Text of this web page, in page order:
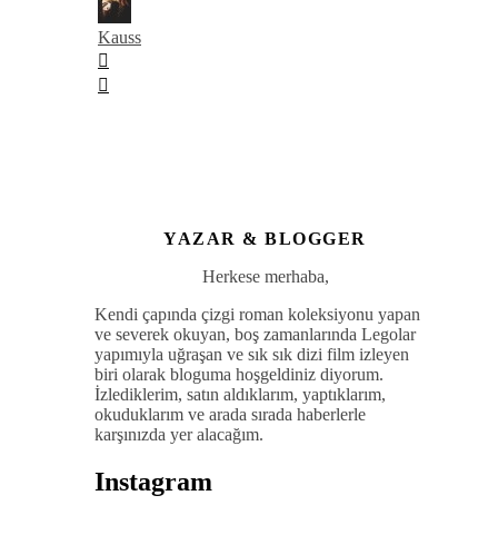
Kauss
YAZAR & BLOGGER
Herkese merhaba,
Kendi çapında çizgi roman koleksiyonu yapan
ve severek okuyan, boş zamanlarında Legolar
yapımıyla uğraşan ve sık sık dizi film izleyen
biri olarak bloguma hoşgeldiniz diyorum.
İzlediklerim, satın aldıklarım, yaptıklarım,
okuduklarım ve arada sırada haberlerle
karşınızda yer alacağım.
Instagram